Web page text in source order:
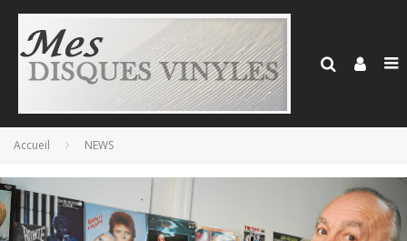
Accueil NEWS